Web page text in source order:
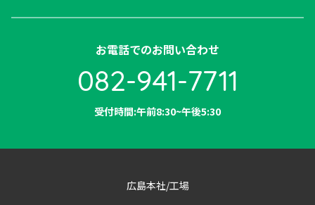
お電話でのお問い合わせ
082-941-7711
受付時間:午前8:30~午後5:30
広島本社/工場